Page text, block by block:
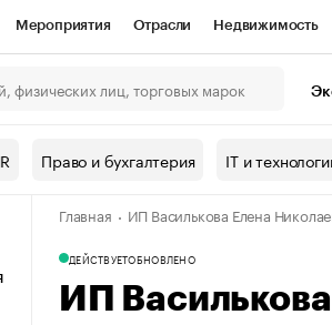
Мероприятия Отрасли Недвижимость
Спецпроекты Проверка контрагентов
Рынок наличной валюты
Право и бухгалтерия IT и
Главная ИП Василькова Елена
ДЕЙСТВУЕТОБНОВЛЕНО
ИП